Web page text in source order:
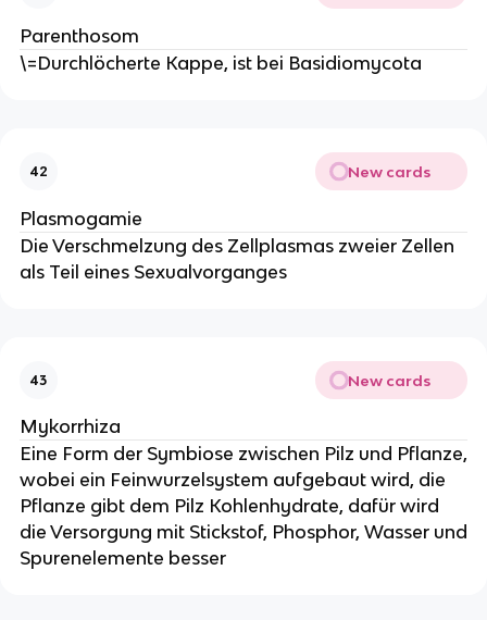
Parenthosom
\=Durchlöcherte Kappe, ist bei Basidiomycota
42 New cards
Plasmogamie
Die Verschmelzung des Zellplasmas zweier Zellen
als Teil eines Sexualvorganges
43 New cards
Mykorrhiza
Eine Form der Symbiose zwischen Pilz und Pflanze,
wobei ein Feinwurzelsystem aufgebaut wird, die
Pflanze gibt dem Pilz Kohlenhydrate, dafür wird
die Versorgung mit Stickstof, Phosphor, Wasser und
Spurenelemente besser